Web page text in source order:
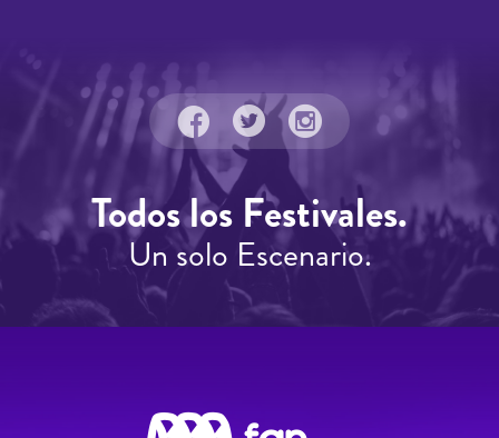
Todos los Festivales.
Un solo Escenario.